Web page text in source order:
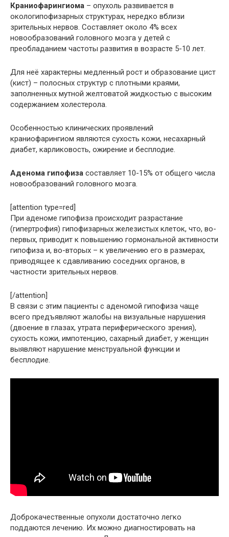
Краниофарингиома – опухоль развивается в
окологипофизарных структурах, нередко вблизи
зрительных нервов. Составляет около 4% всех
новообразований головного мозга у детей с
преобладанием частоты развития в возрасте 5-10 лет.
Для неё характерны медленный рост и образование цист
(кист) – полосных структур с плотными краями,
заполненных мутной желтоватой жидкостью с высоким
содержанием холестерола.
Особенностью клинических проявлений
краниофарингиом являются сухость кожи, несахарный
диабет, карликовость, ожирение и бесплодие.
Аденома гипофиза составляет 10-15% от общего числа
новообразований головного мозга.
[attention type=red]
При аденоме гипофиза происходит разрастание
(гипертрофия) гипофизарных железистых клеток, что, во-
первых, приводит к повышению гормональной активности
гипофиза и, во-вторых – к увеличению его в размерах,
приводящее к сдавливанию соседних органов, в
частности зрительных нервов.
[/attention]
В связи с этим пациенты с аденомой гипофиза чаще
всего предъявляют жалобы на визуальные нарушения
(двоение в глазах, утрата периферического зрения),
сухость кожи, импотенцию, сахарный диабет, у женщин
выявляют нарушение менструальной функции и
бесплодие.
Доброкачественные опухоли достаточно легко
поддаются лечению. Их можно диагностировать на